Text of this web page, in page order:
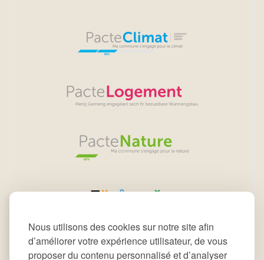
Nous utilisons des cookies sur notre site afin
d’améliorer votre expérience utilisateur, de vous
proposer du contenu personnalisé et d’analyser